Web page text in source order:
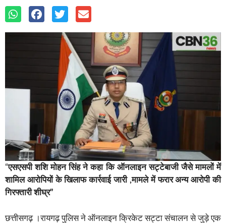
“एसएसपी शशि मोहन सिंह ने कहा कि ऑनलाइन सट्टेबाजी जैसे मामलों में
शामिल आरोपियों के खिलाफ कार्रवाई जारी ,मामले में फरार अन्य आरोपी की
गिरफ्तारी शीघ्र”
छत्तीसगढ़ ।रायगढ़ पुलिस ने ऑनलाइन क्रिकेट सट्टा संचालन से जुड़े एक